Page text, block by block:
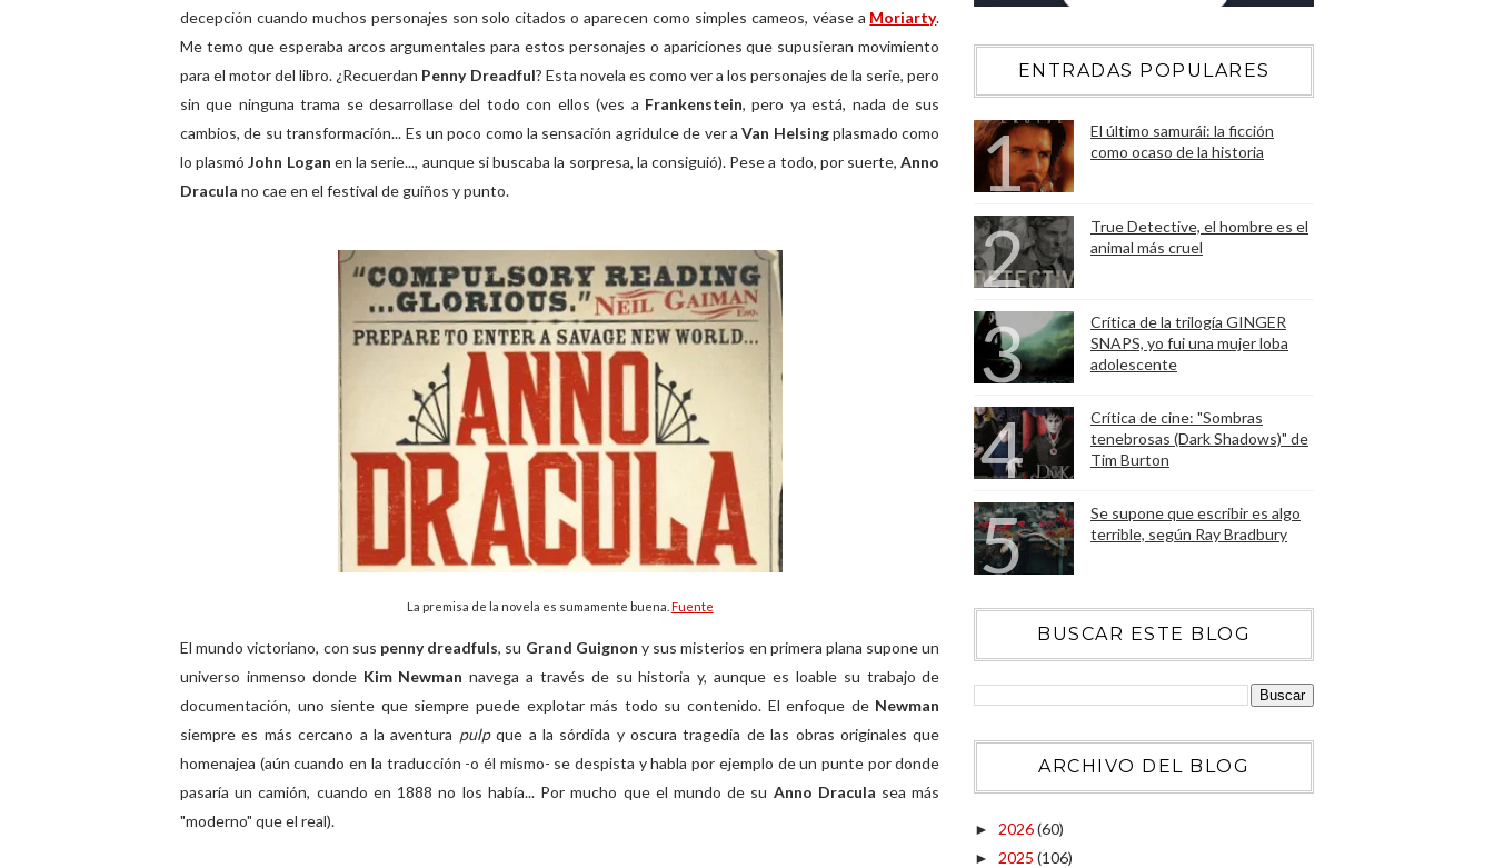
decepción cuando muchos personajes son solo citados o aparecen como simples cameos, véase a Moriarty.
Me temo que esperaba arcos argumentales para estos personajes o apariciones que supusieran movimiento
para el motor del libro. ¿Recuerdan Penny Dreadful? Esta novela es como ver a los personajes de la serie, pero
sin que ninguna trama se desarrollase del todo con ellos (ves a Frankenstein, pero ya está, nada de sus
cambios, de su transformación... Es un poco como la sensación agridulce de ver aVan Helsingplasmado como
lo plasmóJohn Logan en la serie..., aunque si buscaba la sorpresa, la consiguió). Pese a todo, por suerte,Anno
Dracula no cae en el festival de guiños y punto.
La premisa de la novela es sumamente buena. Fuente
El mundo victoriano, con sus penny dreadfuls, su Grand Guignony sus misterios en primera plana supone un
universo inmenso donde Kim Newman navega a través de su historia y, aunque es loable su trabajo de
documentación, uno siente que siempre puede explotar más todo su contenido. El enfoque de Newman
siempre es más cercano a la aventura pulpque a la sórdida y oscura tragedia de las obras originales que
homenajea (aún cuando en la traducción -o él mismo- se despista y habla por ejemplo de un punte por donde
pasaría un camión, cuando en 1888 no los había... Por mucho que el mundo de su Anno Dracula sea más
"moderno" que el real).
ENTRADAS POPULARES
El último samurái: la ficción
como ocaso de la historia
True Detective, el hombre es el
animal más cruel
Crítica de la trilogía GINGER
SNAPS, yo fui una mujer loba
adolescente
Crítica de cine: "Sombras
tenebrosas (Dark Shadows)" de
Tim Burton
Se supone que escribir es algo
terrible, según Ray Bradbury
BUSCAR ESTE BLOG
ARCHIVO DEL BLOG
► 2026(60)
► 2025 (106)